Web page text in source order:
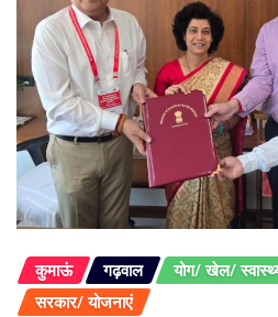
कुमाऊं गढ़वाल योग/ खेल/
सरकार/ योजनाएं